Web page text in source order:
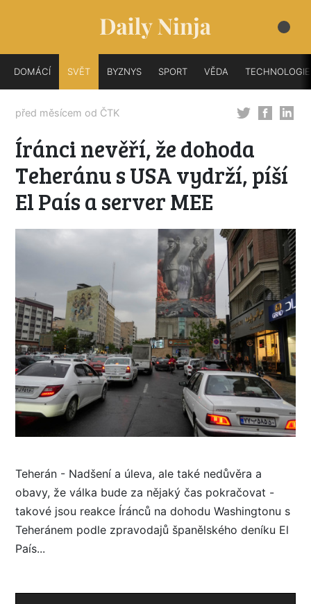
DOMÁCÍ SVĚT BYZNYS SPORT VĚDA TECHNOLOGIE
před měsícem od ČTK
Íránci nevěří, že dohoda
Teheránu s USA vydrží, píší
El País a server MEE
Teherán - Nadšení a úleva, ale také nedůvěra a
obavy, že válka bude za nějaký čas pokračovat -
takové jsou reakce Íránců na dohodu Washingtonu s
Teheránem podle zpravodajů španělského deníku El
País...